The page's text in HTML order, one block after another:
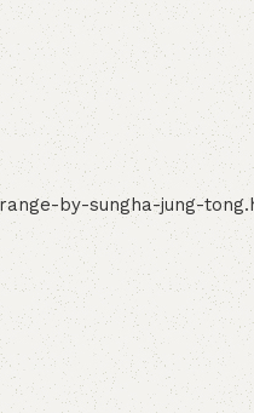
by-sungha-jung-